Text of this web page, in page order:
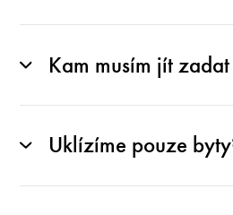
Kam musím jít
Uklízíme pouze